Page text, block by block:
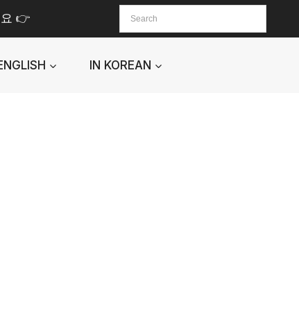
요 👉
IN KOREAN